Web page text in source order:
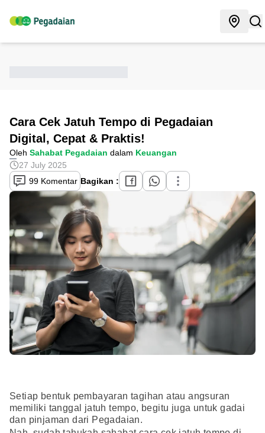
Cara Cek Jatuh Tempo di Pegadaian
Digital, Cepat & Praktis!
Oleh Sahabat Pegadaian dalam Keuangan
27 July 2025
99 Komentar Bagikan :
Setiap bentuk pembayaran tagihan atau angsuran
memiliki tanggal jatuh tempo, begitu juga untuk gadai
dan pinjaman dari Pegadaian.